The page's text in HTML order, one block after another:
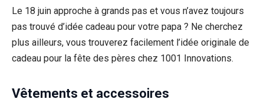
Le 18 juin approche à grands pas et vous n’avez toujours
pas trouvé d’idée cadeau pour votre papa ? Ne cherchez
plus ailleurs, vous trouverez facilement l’idée originale de
cadeau pour la fête des pères chez 1001 Innovations.
Vêtements et accessoires